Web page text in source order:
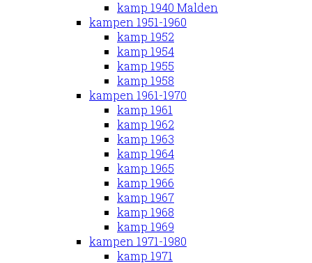
kamp 1940 Malden
kampen 1951-1960
kamp 1952
kamp 1954
kamp 1955
kamp 1958
kampen 1961-1970
kamp 1961
kamp 1962
kamp 1963
kamp 1964
kamp 1965
kamp 1966
kamp 1967
kamp 1968
kamp 1969
kampen 1971-1980
kamp 1971